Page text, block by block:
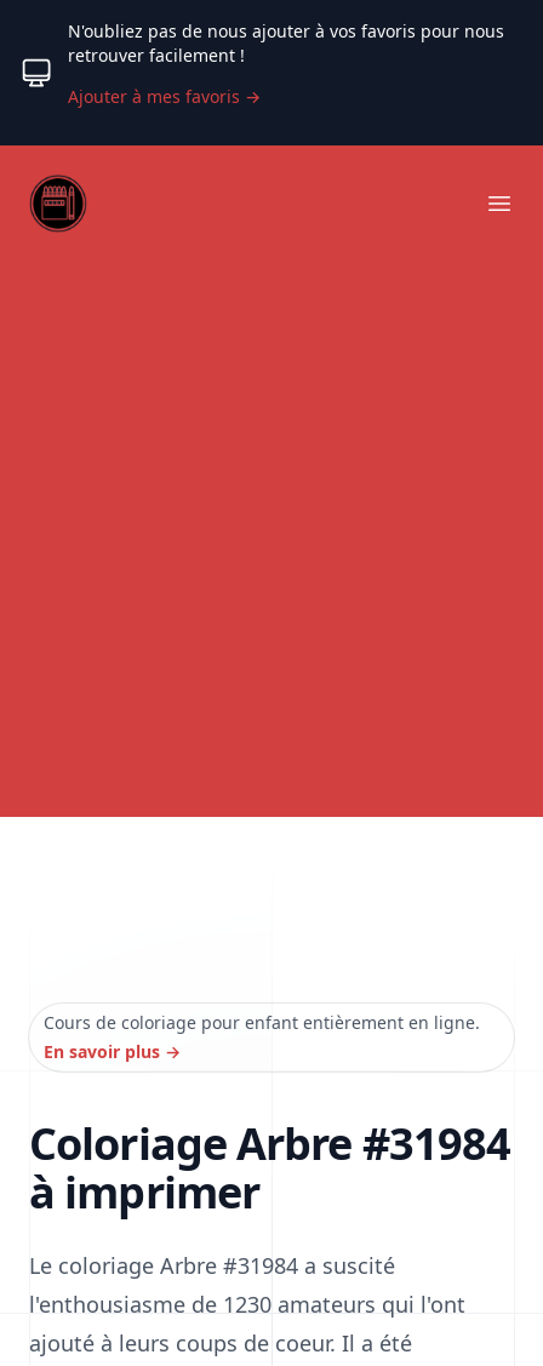
N'oubliez pas de nous ajouter à vos favoris pour nous
retrouver facilement !
Ajouter à mes favoris →
Web coloriage
Cours de coloriage pour enfant entièrement en ligne.
En savoir plus →
Coloriage Arbre #31984
à imprimer
Le coloriage Arbre #31984 a suscité
l'enthousiasme de 1230 amateurs qui l'ont
ajouté à leurs coups de coeur. Il a été